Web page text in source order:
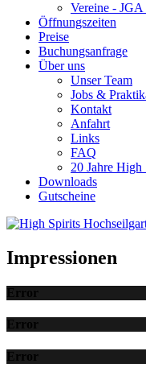
Vereine - JGA
Öffnungszeiten
Preise
Buchungsanfrage
Über uns
Unser Team
Jobs &
Kontakt
Anfahrt
Links
FAQ
20 Jahre High
Downloads
Gutscheine
Impressionen
Error
Error
Error